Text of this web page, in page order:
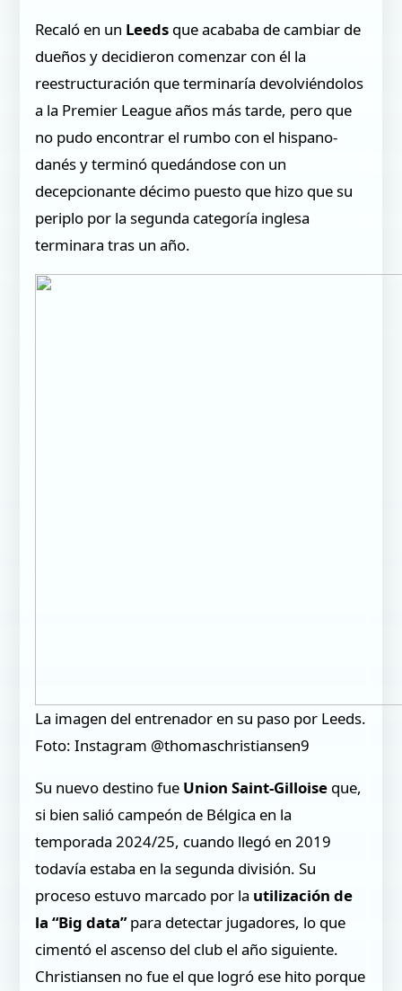
Recaló en un Leeds que acababa de cambiar de
dueños y decidieron comenzar con él la
reestructuración que terminaría devolviéndolos
a la Premier League años más tarde, pero que
no pudo encontrar el rumbo con el hispano-
danés y terminó quedándose con un
decepcionante décimo puesto que hizo que su
periplo por la segunda categoría inglesa
terminara tras un año.
La imagen del entrenador en su paso por Leeds.
Foto: Instagram @thomaschristiansen9
Su nuevo destino fue Union Saint-Gilloise que,
si bien salió campeón de Bélgica en la
temporada 2024/25, cuando llegó en 2019
todavía estaba en la segunda división. Su
proceso estuvo marcado por la utilización de
la “Big data”para detectar jugadores, lo que
cimentó el ascenso del club el año siguiente.
Christiansen no fue el que logró ese hito porque